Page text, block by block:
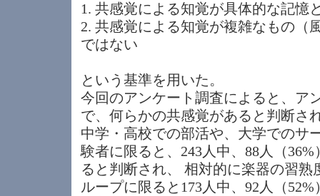
1. 共感覚による知覚が具体的な記憶
2. 共感覚による知覚が複雑なもの（
ではない
という基準を用いた。
今回のアンケート調査によると、ア
で、何らかの共感覚があると判断さ
中学・高校での部活や、大学でのサ
験者に限ると、243人中、88人（
ると判断され、 相対的に楽器の習熟
ループに限ると173人中、92人（